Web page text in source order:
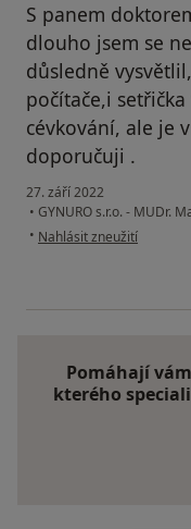
S panem
dlouho jsem se
důsledně
počítače,i
cévkování, ale je
doporučuji .
27. září 2022
• GYNURO s.r.o. - MUDr.
• podle názoru uživatele
Nahlásit zneužití
Pomáhají
kterého